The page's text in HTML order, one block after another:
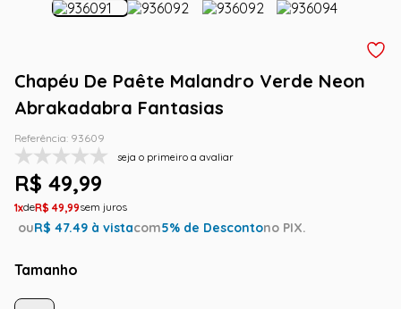
Chapéu De Paête Malandro Verde Neon
Abrakadabra Fantasias
Referência: 93609
seja o primeiro a avaliar
R$ 49,99
1 R$ 49,99
ouR$ 47.49 à vistacom5% de Descontono PIX.
Tamanho